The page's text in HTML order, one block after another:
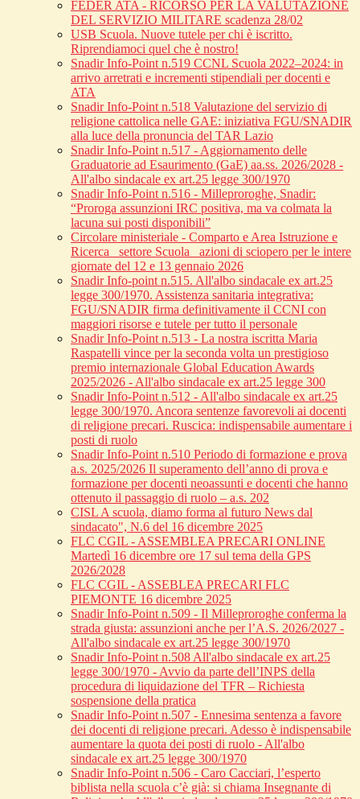
FEDER ATA - RICORSO PER LA VALUTAZIONE
DEL SERVIZIO MILITARE scadenza 28/02
USB Scuola. Nuove tutele per chi è iscritto.
Riprendiamoci quel che è nostro!
Snadir Info-Point n.519 CCNL Scuola 2022–2024: in
arrivo arretrati e incrementi stipendiali per docenti e
ATA
Snadir Info-Point n.518 Valutazione del servizio di
religione cattolica nelle GAE: iniziativa FGU/SNADIR
alla luce della pronuncia del TAR Lazio
Snadir Info-Point n.517 - Aggiornamento delle
Graduatorie ad Esaurimento (GaE) aa.ss. 2026/2028 -
All'albo sindacale ex art.25 legge 300/1970
Snadir Info-Point n.516 - Milleproroghe, Snadir:
“Proroga assunzioni IRC positiva, ma va colmata la
lacuna sui posti disponibili”
Circolare ministeriale - Comparto e Area Istruzione e
Ricerca_ settore Scuola_ azioni di sciopero per le intere
giornate del 12 e 13 gennaio 2026
Snadir Info-point n.515. All'albo sindacale ex art.25
legge 300/1970. Assistenza sanitaria integrativa:
FGU/SNADIR firma definitivamente il CCNI con
maggiori risorse e tutele per tutto il personale
Snadir Info-Point n.513 - La nostra iscritta Maria
Raspatelli vince per la seconda volta un prestigioso
premio internazionale Global Education Awards
2025/2026 - All'albo sindacale ex art.25 legge 300
Snadir Info-Point n.512 - All'albo sindacale ex art.25
legge 300/1970. Ancora sentenze favorevoli ai docenti
di religione precari. Ruscica: indispensabile aumentare i
posti di ruolo
Snadir Info-Point n.510 Periodo di formazione e prova
a.s. 2025/2026 Il superamento dell’anno di prova e
formazione per docenti neoassunti e docenti che hanno
ottenuto il passaggio di ruolo – a.s. 202
CISL A scuola, diamo forma al futuro News dal
sindacato", N.6 del 16 dicembre 2025
FLC CGIL - ASSEMBLEA PRECARI ONLINE
Martedì 16 dicembre ore 17 sul tema della GPS
2026/2028
FLC CGIL - ASSEBLEA PRECARI FLC
PIEMONTE 16 dicembre 2025
Snadir Info-Point n.509 - Il Milleproroghe conferma la
strada giusta: assunzioni anche per l’A.S. 2026/2027 -
All'albo sindacale ex art.25 legge 300/1970
Snadir Info-Point n.508 All'albo sindacale ex art.25
legge 300/1970 - Avvio da parte dell’INPS della
procedura di liquidazione del TFR – Richiesta
sospensione della pratica
Snadir Info-Point n.507 - Ennesima sentenza a favore
dei docenti di religione precari. Adesso è indispensabile
aumentare la quota dei posti di ruolo - All'albo
sindacale ex art.25 legge 300/1970
Snadir Info-Point n.506 - Caro Cacciari, l’esperto
biblista nella scuola c’è già: si chiama Insegnante di